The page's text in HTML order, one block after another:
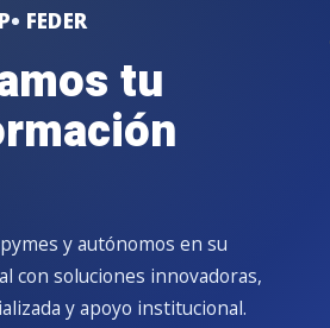
FEDER
tu
y autónomos en su
con soluciones innovadoras,
y apoyo institucional.